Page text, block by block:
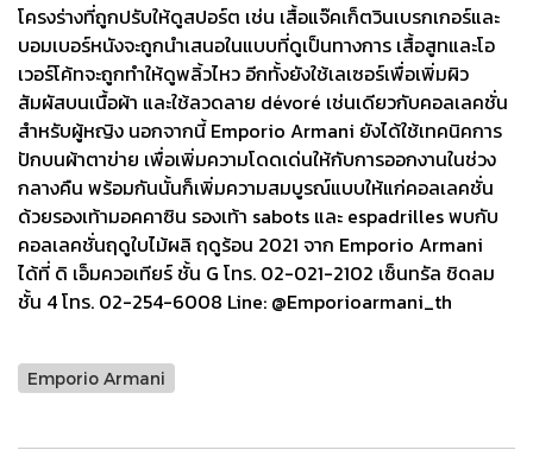
โครงร่างที่ถูกปรับให้ดูสปอร์ต เช่น เสื้อแจ๊คเก็ตวินเบรกเกอร์และ
บอมเบอร์หนังจะถูกนำเสนอในแบบที่ดูเป็นทางการ เสื้อสูทและโอ
เวอร์โค้ทจะถูกทำให้ดูพลิ้วไหว อีกทั้งยังใช้เลเซอร์เพื่อเพิ่มผิว
สัมผัสบนเนื้อผ้า และใช้ลวดลาย dévoré เช่นเดียวกับคอลเลคชั่น
สำหรับผู้หญิง นอกจากนี้ Emporio Armani ยังได้ใช้เทคนิคการ
ปักบนผ้าตาข่าย เพื่อเพิ่มความโดดเด่นให้กับการออกงานในช่วง
กลางคืน พร้อมกันนั้นก็เพิ่มความสมบูรณ์แบบให้แก่คอลเลคชั่น
ด้วยรองเท้ามอคคาซิน รองเท้า sabots และ espadrilles พบกับ
คอลเลคชั่นฤดูใบไม้ผลิ ฤดูร้อน 2021 จาก Emporio Armani
ได้ที่ ดิ เอ็มควอเทียร์ ชั้น G โทร. 02-021-2102 เซ็นทรัล ชิดลม
ชั้น 4 โทร. 02-254-6008 Line: @Emporioarmani_th
Emporio Armani